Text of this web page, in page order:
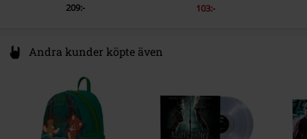
209:- 103:-
Andra kunder köpte även